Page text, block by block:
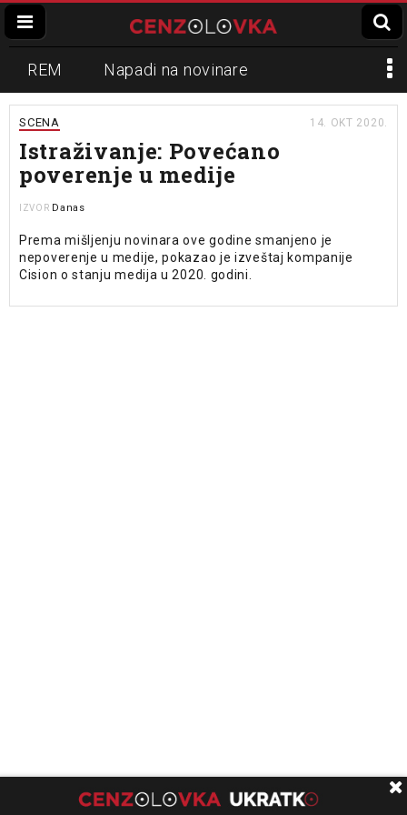
REM Napadi na novinare
Zvučni top
Propaganda Lokalni mediji
Informer
SCENA 14. OKT 2020.
Istraživanje: Povećano
poverenje u medije
IZVOR Danas
Prema mišljenju novinara ove godine smanjeno je
nepoverenje u medije, pokazao je izveštaj kompanije
Cision o stanju medija u 2020. godini.